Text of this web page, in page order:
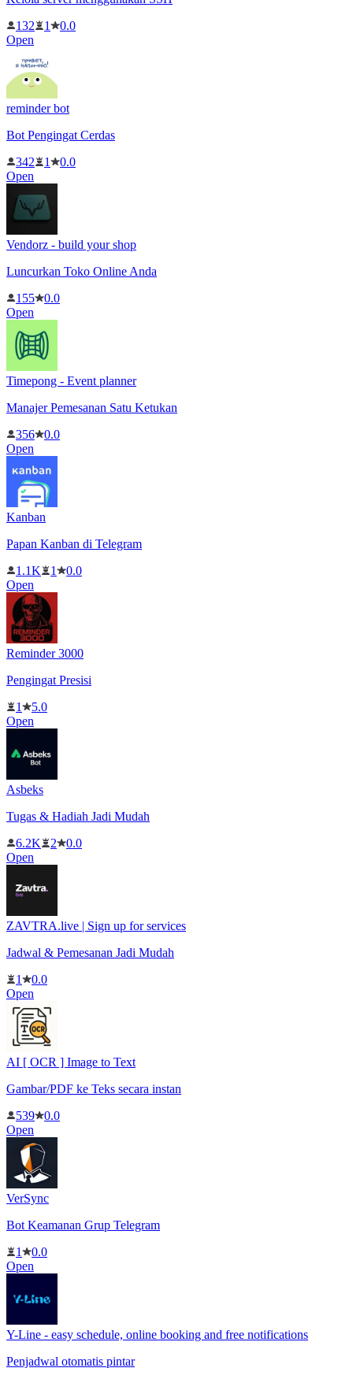
132
1
0.0
Open
reminder bot
Bot Pengingat Cerdas
342
1
0.0
Open
Vendorz - build your shop
Luncurkan Toko Online Anda
155
0.0
Open
Timepong - Event planner
Manajer Pemesanan Satu Ketukan
356
0.0
Open
Kanban
Papan Kanban di Telegram
1.1K
1
0.0
Open
Reminder 3000
Pengingat Presisi
1
5.0
Open
Asbeks
Tugas & Hadiah Jadi Mudah
6.2K
2
0.0
Open
ZAVTRA.live | Sign up for services
Jadwal & Pemesanan Jadi Mudah
1
0.0
Open
AI [ OCR ] Image to Text
Gambar/PDF ke Teks secara instan
539
0.0
Open
VerSync
Bot Keamanan Grup Telegram
1
0.0
Open
Y-Line - easy schedule, online booking and free notifications
Penjadwal otomatis pintar